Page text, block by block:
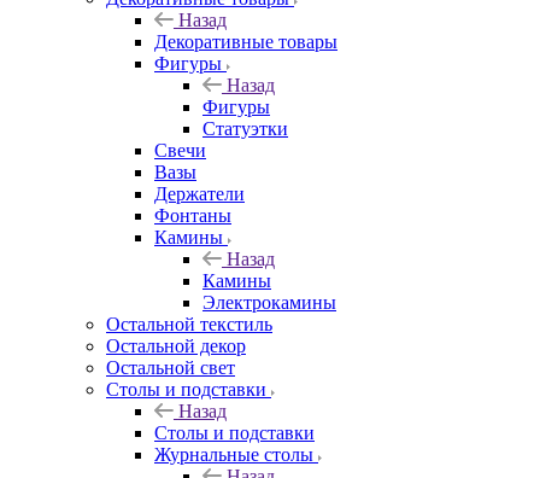
Назад
Декоративные товары
Фигуры
Назад
Фигуры
Статуэтки
Свечи
Вазы
Держатели
Фонтаны
Камины
Назад
Камины
Электрокамины
Остальной текстиль
Остальной декор
Остальной свет
Столы и подставки
Назад
Столы и подставки
Журнальные столы